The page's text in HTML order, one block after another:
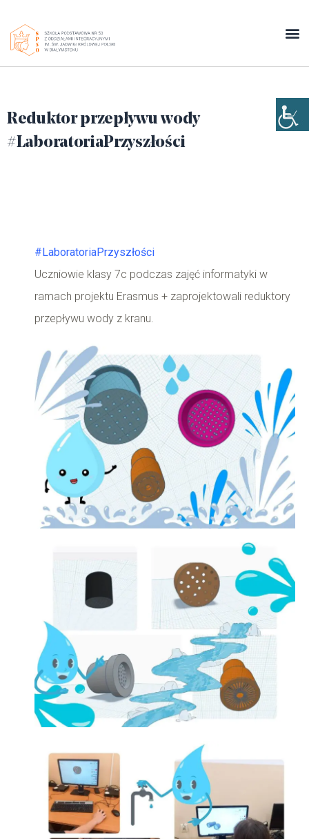
Reduktor przepływu wody
#LaboratoriaPrzyszłości
#LaboratoriaPrzyszłości
Uczniowie klasy 7c podczas zajęć informatyki w
ramach projektu Erasmus + zaprojektowali reduktory
przepływu wody z kranu.